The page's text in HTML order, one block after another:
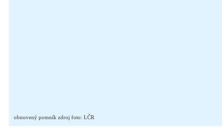
obnovený pomník zdroj foto: LČR